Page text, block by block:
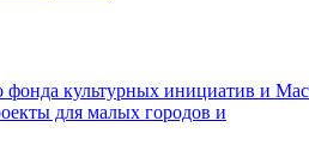
культурных инициатив и
для малых городов и